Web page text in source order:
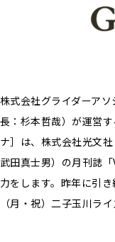
株式会社グライダーア
長：杉本哲哉）が運営
ナ］は、株式会社光文
武田真士男）の月刊誌
力をします。昨年に引
（月・祝）二子玉川ラ